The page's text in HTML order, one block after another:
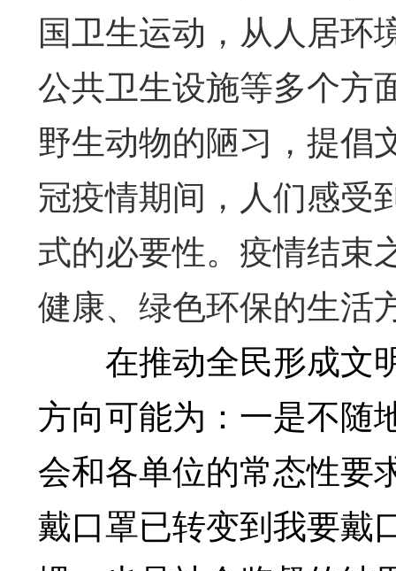
国卫生运动，从人居环
公共卫生设施等多个方
野生动物的陋习，提倡
冠疫情期间，人们感受
式的必要性。疫情结束
健康、绿色环保的生活
在推动全民形成文
方向可能为：一是不随
会和各单位的常态性要
戴口罩已转变到我要戴